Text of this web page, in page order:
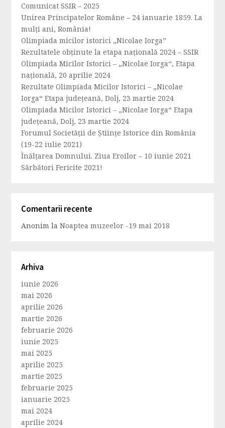
Comunicat SSIR – 2025
Unirea Principatelor Române – 24 ianuarie 1859. La
mulți ani, România!
Olimpiada micilor istorici „Nicolae Iorga”
Rezultatele obținute la etapa națională 2024 – SSIR
Olimpiada Micilor Istorici – „Nicolae Iorga“, Etapa
națională, 20 aprilie 2024
Rezultate Olimpiada Micilor Istorici – „Nicolae
Iorga“ Etapa județeană, Dolj, 23 martie 2024
Olimpiada Micilor Istorici – „Nicolae Iorga“ Etapa
județeană, Dolj, 23 martie 2024
Forumul Societăţii de Ştiinţe Istorice din România
(19-22 iulie 2021)
Înălțarea Domnului. Ziua Eroilor – 10 iunie 2021
Sărbători Fericite 2021!
Comentarii recente
Anonim laNoaptea muzeelor -19 mai 2018
Arhiva
iunie 2026
mai 2026
aprilie 2026
martie 2026
februarie 2026
iunie 2025
mai 2025
aprilie 2025
martie 2025
februarie 2025
ianuarie 2025
mai 2024
aprilie 2024